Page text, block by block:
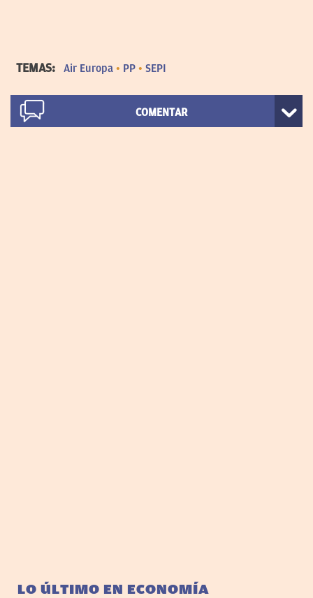
TEMAS: Air Europa PP SEPI
COMENTAR
LO ÚLTIMO EN ECONOMÍA